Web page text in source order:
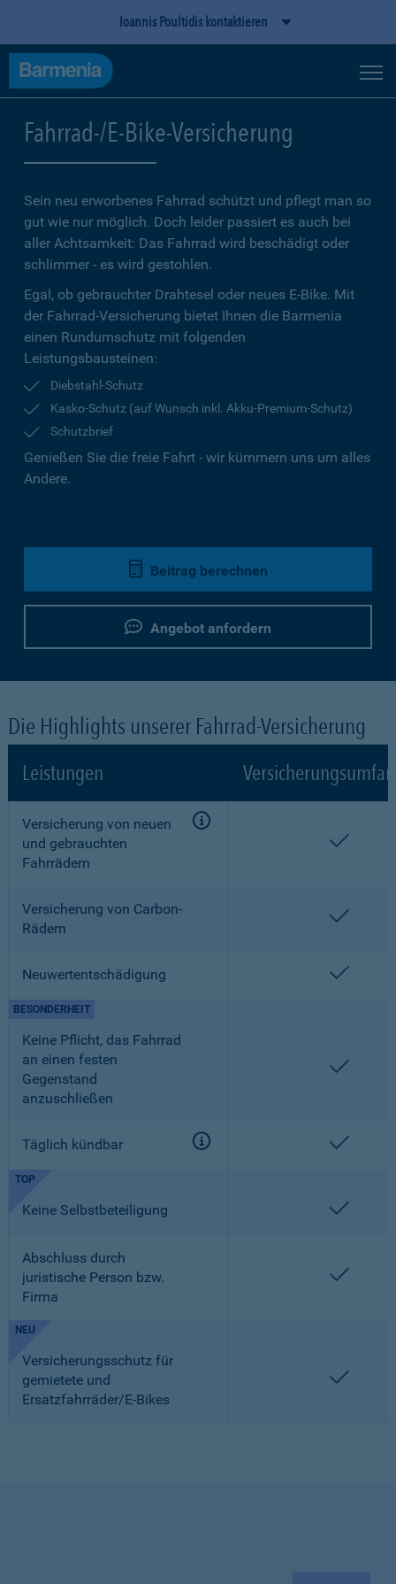
Ioannis Poultidis kontaktieren
Fahrrad-/E-Bike-Versicherung
Sein neu erworbenes Fahrrad schützt und pflegt man so
gut wie nur möglich. Doch leider passiert es auch bei
aller Achtsamkeit: Das Fahrrad wird beschädigt oder
schlimmer - es wird gestohlen.
Egal, ob gebrauchter Drahtesel oder neues E-Bike. Mit
der Fahrrad-Versicherung bietet Ihnen die Barmenia
einen Rundumschutz mit folgenden
Leistungsbausteinen:
Diebstahl-Schutz
Kasko-Schutz (auf Wunsch inkl. Akku-Premium-Schutz)
Schutzbrief
Genießen Sie die freie Fahrt - wir kümmern uns um alles
Andere.
Beitrag berechnen
Angebot anfordern
Die Highlights unserer Fahrrad-Versicherung
Leistungen
Versicherung von neuen
und gebrauchten
Fahrrädern
Versicherung von Carbon-
Rädern
Neuwertentschädigung
Keine Pflicht, das Fahrrad
an einen festen
Gegenstand
anzuschließen
BESONDERHEIT
Täglich kündbar
TOP
Keine Selbstbeteiligung
Abschluss durch
juristische Person bzw.
Firma
NEU
Versicherungsschutz für
gemietete und
Ersatzfahrräder/E-Bikes